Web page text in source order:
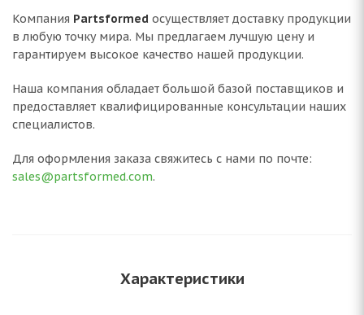
Компания Partsformed осуществляет доставку продукции
в любую точку мира. Мы предлагаем лучшую цену и
гарантируем высокое качество нашей продукции.
Наша компания обладает большой базой поставщиков и
предоставляет квалифицированные консультации наших
специалистов.
Для оформления заказа свяжитесь с нами по почте:
sales@partsformed.com.
Характеристики